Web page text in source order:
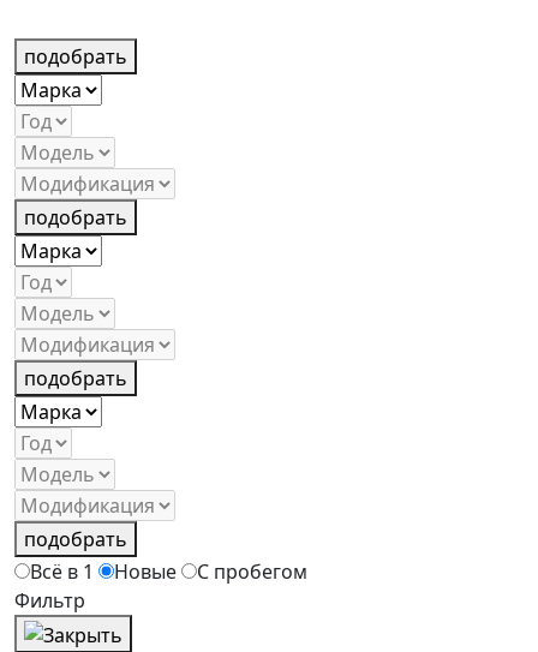
подобрать
подобрать
подобрать
подобрать
Всё в 1
Новые
С пробегом
Фильтр